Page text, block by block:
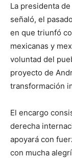
La presidenta
señaló, el
en que triunfó
mexicanas y
voluntad del
proyecto de
transformación
El encargo
derecha
apoyará con
con mucha